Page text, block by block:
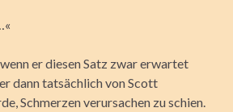
er diesen Satz zwar erwartet
dann tatsächlich von Scott
Schmerzen verursachen zu schien.